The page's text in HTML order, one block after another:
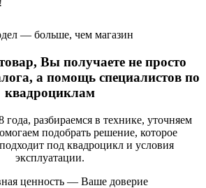
— больше, чем магазин
Вы получаете не просто
а помощь специалистов по
квадроциклам
разбираемся в технике, уточняем
подобрать решение, которое
под квадроцикл и условия
эксплуатации.
ценность — Ваше доверие